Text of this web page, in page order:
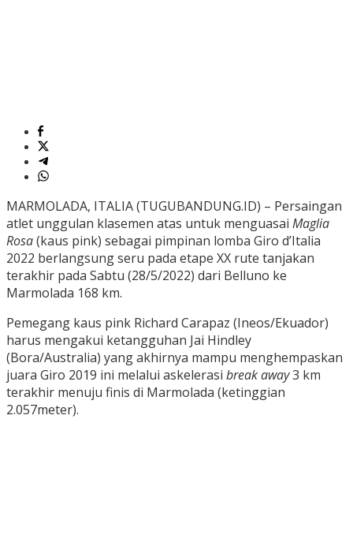
MARMOLADA, ITALIA (TUGUBANDUNG.ID) – Persaingan
atlet unggulan klasemen atas untuk menguasai Maglia
Rosa(kaus pink) sebagai pimpinan lomba Giro d’Italia
2022 berlangsung seru pada etape XX rute tanjakan
terakhir pada Sabtu (28/5/2022) dari Belluno ke
Marmolada 168 km.
Pemegang kaus pink Richard Carapaz (Ineos/Ekuador)
harus mengakui ketangguhan Jai Hindley
(Bora/Australia) yang akhirnya mampu menghempaskan
juara Giro 2019 ini melalui askelerasi break away3 km
terakhir menuju finis di Marmolada (ketinggian
2.057meter).